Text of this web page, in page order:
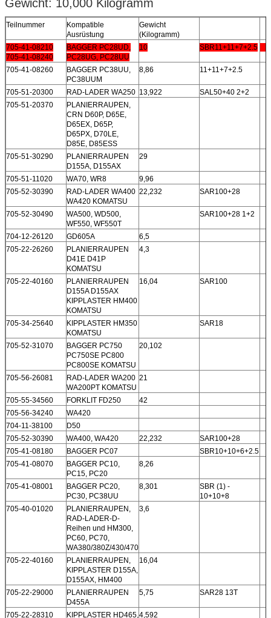
Gewicht: 10,000 Kilogramm
Teilnummer
Kompatible
Ausrüstung
Gewicht
(Kilogramm)
705-41-08210
705-41-08240
BAGGER PC28UD,
PC28UG, PC28UU
10 SBR11+11+7+2.5
705-41-08260
BAGGER PC38UU,
PC38UUM
8,86 11+11+7+2.5
705-51-20300 RAD-LADER WA250 13,922
SAL50+40 2+2
705-51-20370
PLANIERRAUPEN,
CRN D60P, D65E,
D65EX, D65P,
D65PX, D70LE,
D85E, D85ESS
705-51-30290
PLANIERRAUPEN
D155A, D155AX
29
705-51-11020 WA70, WR8
9,96
705-52-30390
RAD-LADER WA400
WA420 KOMATSU
22,232 SAR100+28
705-52-30490
WA500, WD500,
WF550, WF550T
SAR100+28 1+2
704-12-26120 GD605A
6,5
705-22-26260
PLANIERRAUPEN
D41E D41P
KOMATSU
4,3
705-22-40160
PLANIERRAUPEN
D155A D155AX
KIPPLASTER HM400
KOMATSU
16,04 SAR100
705-34-25640
KIPPLASTER HM350
KOMATSU
SAR18
705-52-31070
BAGGER PC750
PC750SE PC800
PC800SE KOMATSU
20,102
705-56-26081
RAD-LADER WA200
WA200PT KOMATSU
21
705-55-34560 FORKLIT FD250
42
705-56-34240
WA420
704-11-38100
D50
705-52-30390
WA400, WA420 22,232
SAR100+28
705-41-08180
BAGGER PC07
SBR10+10+6+2.5
705-41-08070
BAGGER PC10,
PC15, PC20
8,26
705-41-08001
BAGGER PC20,
PC30, PC38UU
8,301
SBR (1) -
10+10+8
705-40-01020
PLANIERRAUPEN,
RAD-LADER-D-
Reihen und HM300,
PC60, PC70,
WA380/380Z/430/470
3,6
705-22-40160
PLANIERRAUPEN,
KIPPLASTER D155A,
D155AX, HM400
16,04
705-22-29000
PLANIERRAUPEN
D455A
5,75 SAR28 13T
705-22-28310 KIPPLASTER HD465,4,592